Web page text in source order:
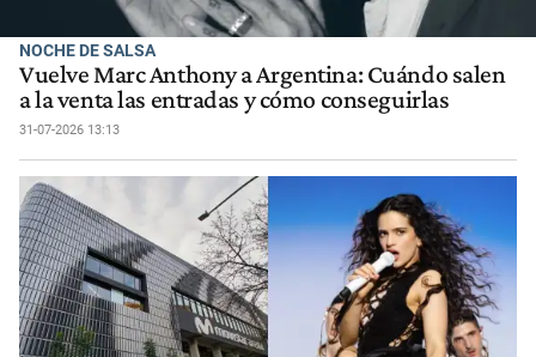
NOCHE DE SALSA
Vuelve Marc Anthony a Argentina: Cuándo salen
a la venta las entradas y cómo conseguirlas
31-07-2026 13:13